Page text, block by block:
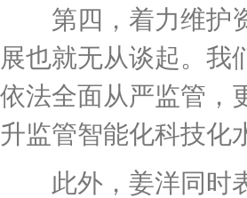
第四，着力维护资
展也就无从谈起。我
依法全面从严监管，
升监管智能化科技化
此外，姜洋同时表